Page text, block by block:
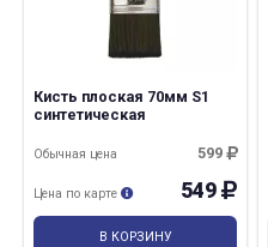
Кисть плоская 70мм S1
синтетическая
599
Обычная цена
549
Цена по карте
В КОРЗИНУ